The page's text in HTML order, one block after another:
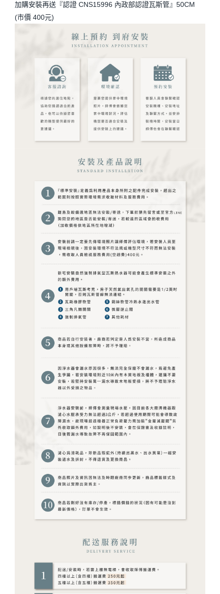
加購安裝再送『認證 CNS15996 內政部認證瓦斯管』50CM
(市價 400元)